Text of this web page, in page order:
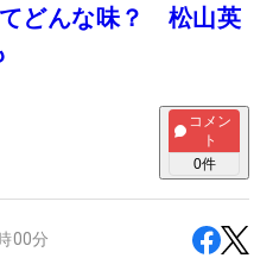
どんな味？ 松山英
コメン
ト
0件
00分